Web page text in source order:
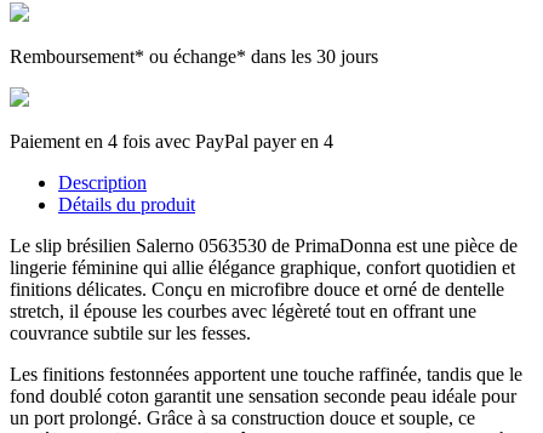
Remboursement* ou échange* dans les 30 jours
Paiement en 4 fois avec PayPal payer en 4
Description
Détails du produit
Le slip brésilien Salerno 0563530 de PrimaDonna est une pièce de
lingerie féminine qui allie élégance graphique, confort quotidien et
finitions délicates. Conçu en microfibre douce et orné de dentelle
stretch, il épouse les courbes avec légèreté tout en offrant une
couvrance subtile sur les fesses.
Les finitions festonnées apportent une touche raffinée, tandis que le
fond doublé coton garantit une sensation seconde peau idéale pour
un port prolongé. Grâce à sa construction douce et souple, ce